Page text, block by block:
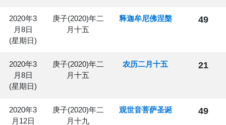
2020年3
月8日
(星期日)
庚子(2020)年二
月十五
释迦牟尼佛涅槃 49
2020年3
月8日
(星期日)
庚子(2020)年二
月十五
农历二月十五 21
2020年3
月12日
庚子(2020)年二
月十九
观世音菩萨圣诞 49